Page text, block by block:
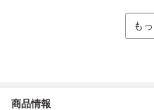
も
商品情報